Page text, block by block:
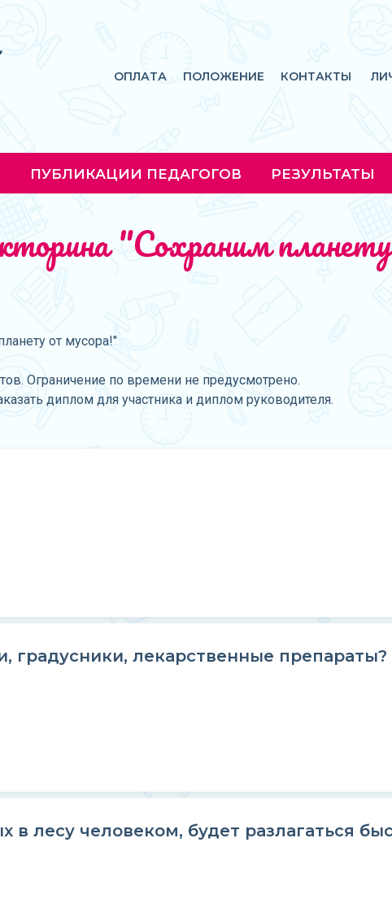
ОПЛАТА ПОЛОЖЕНИЕ КОНТАКТЫ
ПУБЛИКАЦИИ ПЕДАГОГОВ РЕЗУЛЬТАТЫ
"Сохраним
от мусора!"
Ограничение по времени не предусмотрено.
диплом для участника и диплом руководителя.
градусники, лекарственные препараты?
в лесу человеком, будет разлагаться